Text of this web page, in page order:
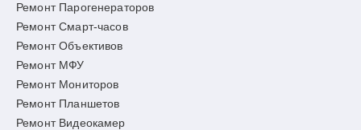
Ремонт Парогенераторов
Ремонт Смарт-часов
Ремонт Объективов
Ремонт МФУ
Ремонт Мониторов
Ремонт Планшетов
Ремонт Видеокамер